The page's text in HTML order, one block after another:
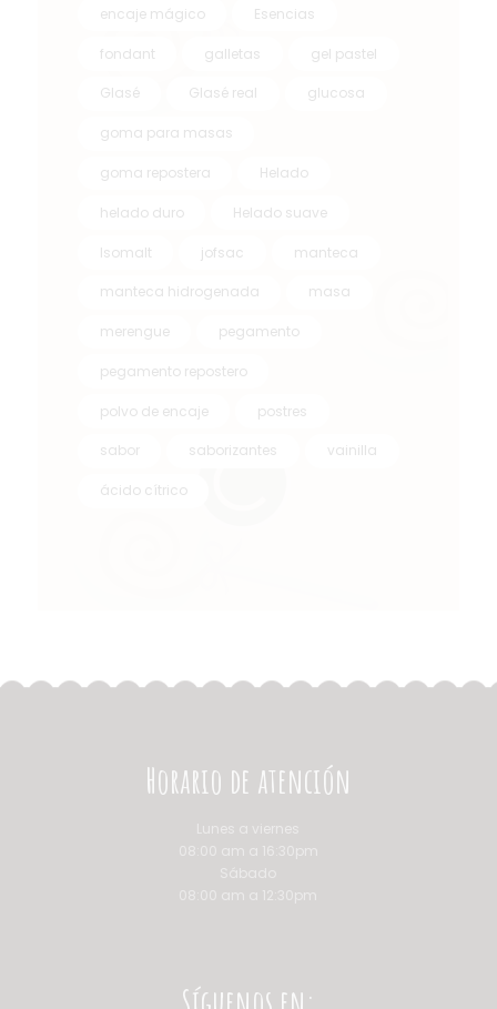
encaje mágico Esencias
fondant galletas gel pastel
Glasé Glasé real glucosa
goma para masas
goma repostera Helado
helado duro Helado suave
Isomalt jofsac manteca
manteca hidrogenada masa
merengue pegamento
pegamento repostero
polvo de encaje postres
sabor saborizantes vainilla
ácido cítrico
Horario de atención